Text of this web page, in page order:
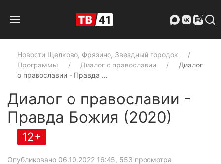
Новости Щелково, Фрязино, Звездный городок
Программы
Диалог о православии
Диалог
о православии - Правда …
Диалог о православии -
Правда Божия (2020)
12+
Опубликовано 06.10.2022 16:45, 553 просмотра